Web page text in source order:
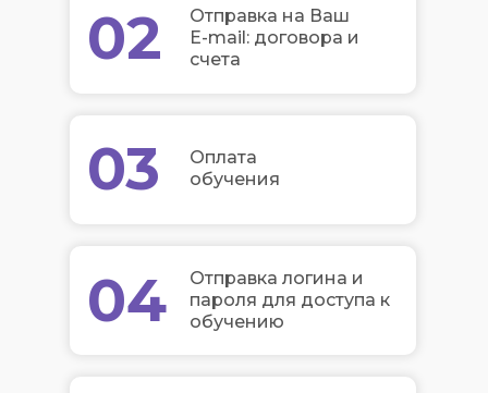
02
03
04
Отправка на Ваш
E-mail: договора и
счета
Оплата
обучения
Отправка логина и
пароля для доступа к
обучению